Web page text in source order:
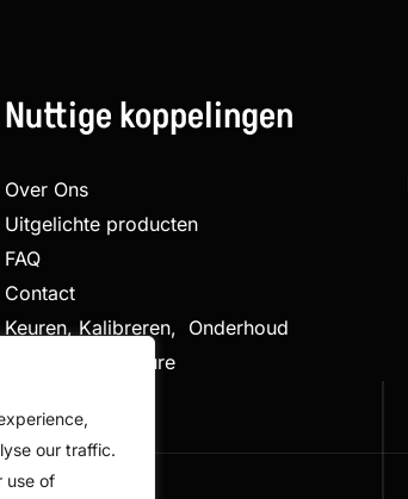
our traffic.
use of
Nuttige koppelingen
Over Ons
Uitgelichte producten
FAQ
Contact
Keuren, Kalibreren, Onderhoud
Klachtenprocedure